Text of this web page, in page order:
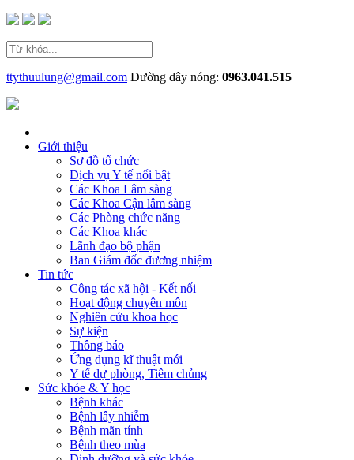
ttythuulung@gmail.com Đường dây nóng: 0963.041.515
Giới thiệu
Sơ đồ tổ chức
Dịch vụ Y tế nổi bật
Các Khoa Lâm sàng
Các Khoa Cận lâm sàng
Các Phòng chức năng
Các Khoa khác
Lãnh đạo bộ phận
Ban Giám đốc đương nhiệm
Tin tức
Công tác xã hội - Kết nối
Hoạt động chuyên môn
Nghiên cứu khoa học
Sự kiện
Thông báo
Ứng dụng kĩ thuật mới
Y tế dự phòng, Tiêm chủng
Sức khỏe & Y học
Bệnh khác
Bệnh lây nhiễm
Bệnh mãn tính
Bệnh theo mùa